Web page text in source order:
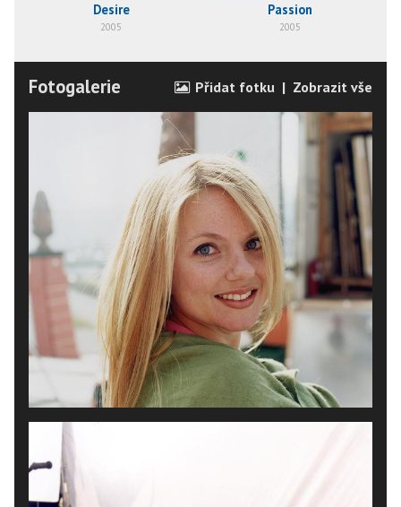
Desire
2005
Passion
2005
Fotogalerie Přidat fotku | Zobrazit vše